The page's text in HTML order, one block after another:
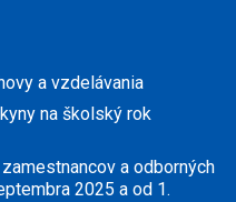
a vzdelávania
na školský rok
a odborných
2025 a od 1.